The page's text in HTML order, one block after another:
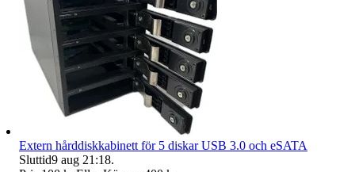
Extern hårddiskkabinett för 5 diskar USB 3.0 och eSATA
Sluttid9 aug 21:18.